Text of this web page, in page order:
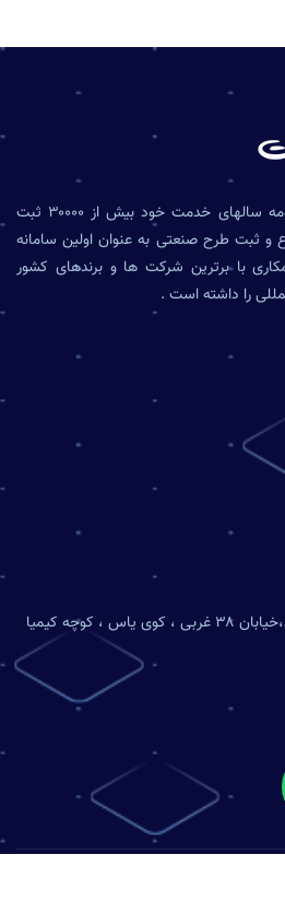
آنلاین ثبت مفتخر است در رزومه سالهای خدمت خود بیش از ۳۰۰۰۰ ثبت
ثبت اختراع و ثبت طرح صنعتی به عنوان اولین سامانه
با برترین شرکت ها و برندهای کشور
را داشته است .
ادرس : تهران ،بلوار سعادت آباد،خیابان ۳۸ غربی ، کوی یاس ، کوچه کیمیا